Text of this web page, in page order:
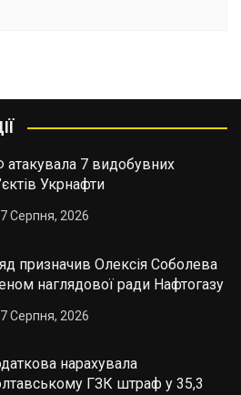
атакувала 7 видобувних
Укрнафти
7 Серпня, 2026
призначив Олексія Соболева
наглядової ради Нафтогазу
7 Серпня, 2026
нарахувала
ГЗК штраф у 35,3